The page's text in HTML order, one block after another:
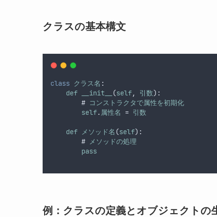
クラスの基本構文
class クラス名 :
def
__init__ (self, 引数):
        #
コンストラクタで属性を初期化
self. 属性名 = 引数
def メソッド名 (self):
        #
メソッドの処理
pass
例：クラスの定義とオブジェクトの